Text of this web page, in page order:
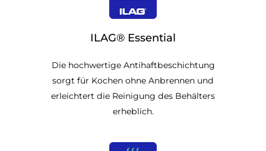
ILAG® Essential
Die hochwertige Antihaftbeschichtung
sorgt für Kochen ohne Anbrennen und
erleichtert die Reinigung des Behälters
erheblich.